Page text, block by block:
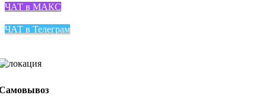
ЧАТ в МАКС
ЧАТ в Телеграм